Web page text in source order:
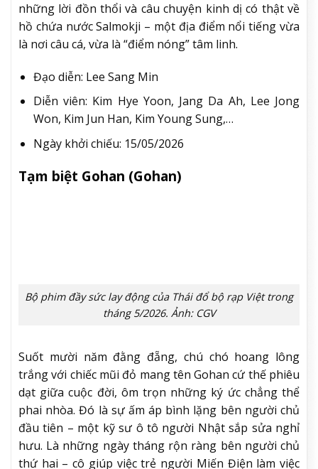
những lời đồn thổi và câu chuyện kinh dị có thật về
hồ chứa nước Salmokji – một địa điểm nổi tiếng vừa
là nơi câu cá, vừa là “điểm nóng” tâm linh.
Đạo diễn: Lee Sang Min
Diễn viên: Kim Hye Yoon, Jang Da Ah, Lee Jong
Won, Kim Jun Han, Kim Young Sung,…
Ngày khởi chiếu: 15/05/2026
Tạm biệt Gohan (Gohan)